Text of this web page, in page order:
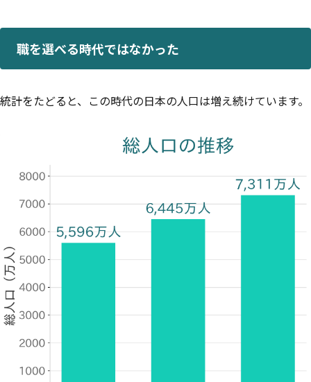
職を選べる時代ではなかった
統計をたどると、この時代の日本の人口は増え続けています。